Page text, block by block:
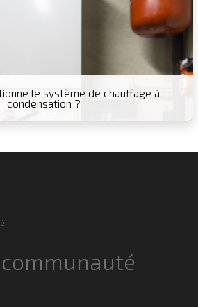
le système de chauffage à
condensation ?